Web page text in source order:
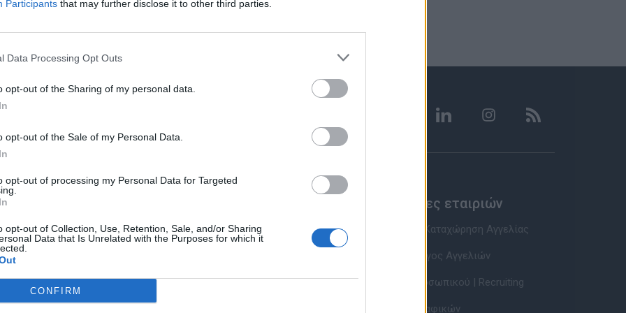
Participants that may further disclose it to other third parties.
Data Processing Opt Outs
opt-out of the Sharing of my personal data.
opt-out of the Sale of my Personal Data.
opt-out of processing my Personal Data for Targeted
opt-out of Collection, Use, Retention, Sale, and/or Sharing
Data that Is Unrelated with the Purposes for which it
CONFIRM
υποψηφίων
Online Βιογραφικού
Καριέρας
Περιγραφές Θέσεων Εργασίας
Υπολογισμός καθαρού μισθού
Υπηρεσίες εταιριών
Εγγραφή & Καταχώρηση Αγγελίας
Τιμοκατάλογος Αγγελιών
Εύρεση Προσωπικού | Recruiting
Βάση Βιογραφικών